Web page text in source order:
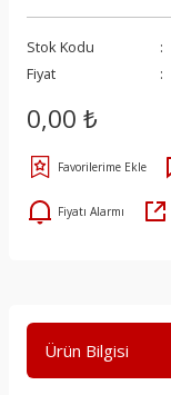
Stok Kodu
Fiyat
0,00 ₺
Fiyatı Alarmı
Ürün Bilgisi